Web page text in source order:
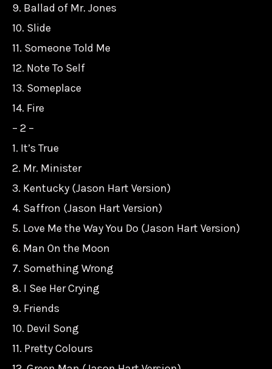
9. Ballad of Mr. Jones
10. Slide
11. Someone Told Me
12. Note To Self
13. Someplace
14. Fire
– 2 –
1. It’s True
2. Mr. Minister
3. Kentucky (Jason Hart Version)
4. Saffron (Jason Hart Version)
5. Love Me the Way You Do (Jason Hart Version)
6. Man On the Moon
7. Something Wrong
8. I See Her Crying
9. Friends
10. Devil Song
11. Pretty Colours